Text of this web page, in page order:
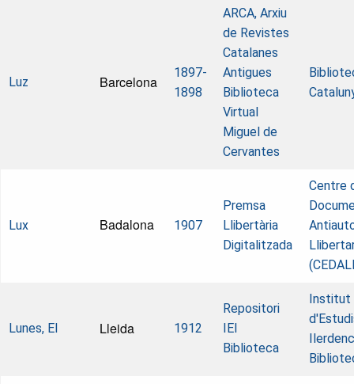
Luz Barcelona
1897-
1898
ARCA, Arxiu
de Revistes
Catalanes
Antigues
Biblioteca
Virtual
Miguel de
Cervantes
Lux Badalona 1907
Premsa
Llibertària
Digitalitzada
Centre
Lunes, El Lleida 1912
Repositori
IEI
Biblioteca
Institut